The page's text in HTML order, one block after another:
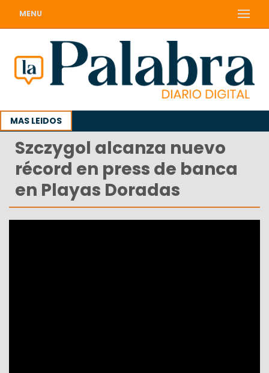
MENU
MAS LEIDOS
Szczygol alcanza nuevo
récord en press de banca
en Playas Doradas